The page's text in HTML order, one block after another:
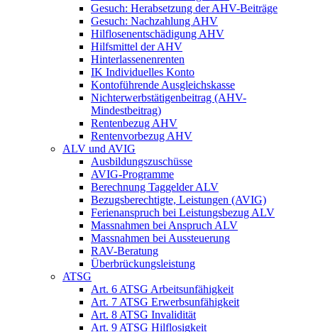
Gesuch: Herabsetzung der AHV-Beiträge
Gesuch: Nachzahlung AHV
Hilflosenentschädigung AHV
Hilfsmittel der AHV
Hinterlassenenrenten
IK Individuelles Konto
Kontoführende Ausgleichskasse
Nichterwerbstätigenbeitrag (AHV-
Mindestbeitrag)
Rentenbezug AHV
Rentenvorbezug AHV
ALV und AVIG
Ausbildungszuschüsse
AVIG-Programme
Berechnung Taggelder ALV
Bezugsberechtigte, Leistungen (AVIG)
Ferienanspruch bei Leistungsbezug ALV
Massnahmen bei Anspruch ALV
Massnahmen bei Aussteuerung
RAV-Beratung
Überbrückungsleistung
ATSG
Art. 6 ATSG Arbeitsunfähigkeit
Art. 7 ATSG Erwerbsunfähigkeit
Art. 8 ATSG Invalidität
Art. 9 ATSG Hilflosigkeit